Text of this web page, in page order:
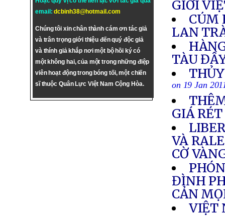
email:dcbinh38@hotmail.com
Chúng tôi xin chân thành cám ơn tác giả
và trân trọng giới thiệu đến quý độc giả
và thính giả khắp nơi một bộ hồi ký có
một không hai, của một trong những điệp
viên hoạt động trong bóng tối, một chiến
sĩ thuộc Quân Lực Việt Nam Cộng Hòa.
GIỚI
CÚM
LAN
TÀU
on 19 Jan
GIÁ
VÀ
CỜ
ĐÌNH
CẢN
VIỆT